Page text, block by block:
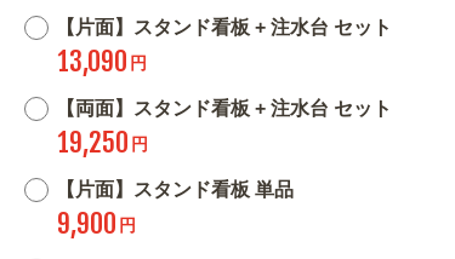
【片面】スタンド看板 + 注水台 セット
13,090 円
【両面】スタンド看板 + 注水台 セット
19,250 円
【片面】スタンド看板 単品
9,900 円